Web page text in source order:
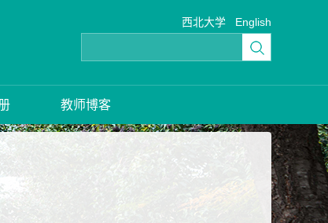
西北大学 English
教师博客